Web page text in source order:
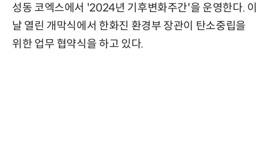
성동 코엑스에서 '2024년 기후변화주간'을 운영한다. 이
날 열린 개막식에서 한화진 환경부 장관이 탄소중립을
위한 업무 협약식을 하고 있다.